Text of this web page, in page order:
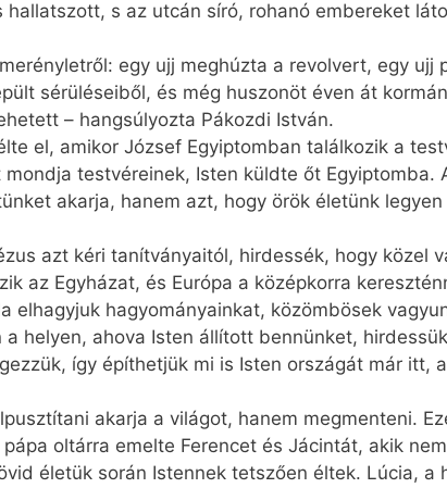
s az utcán síró, rohanó embereket
egy ujj meghúzta a revolvert, egy ujj
sérüléseiből, és még huszonöt éven át
– hangsúlyozta Pákozdi István.
el, amikor József Egyiptomban találkozik a
testvéreinek, Isten küldte őt Egyiptomba.
akarja, hanem azt, hogy örök életünk
azt kéri tanítványaitól, hirdessék, hogy közel
az Egyházat, és Európa a középkorra
elhagyjuk hagyományainkat, közömbösek
helyen, ahova Isten állított bennünket,
így építhetjük mi is Isten országát már itt,
akarja a világot, hanem megmenteni.
oltárra emelte Ferencet és ­Jácintát, akik
életük során Istennek tetszően éltek. Lúcia, a